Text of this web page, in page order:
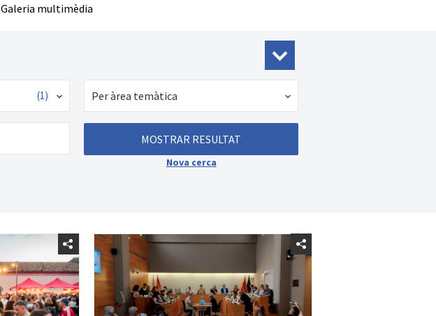
Galeria multimèdia
(1) Per àrea temàtica
Nova cerca